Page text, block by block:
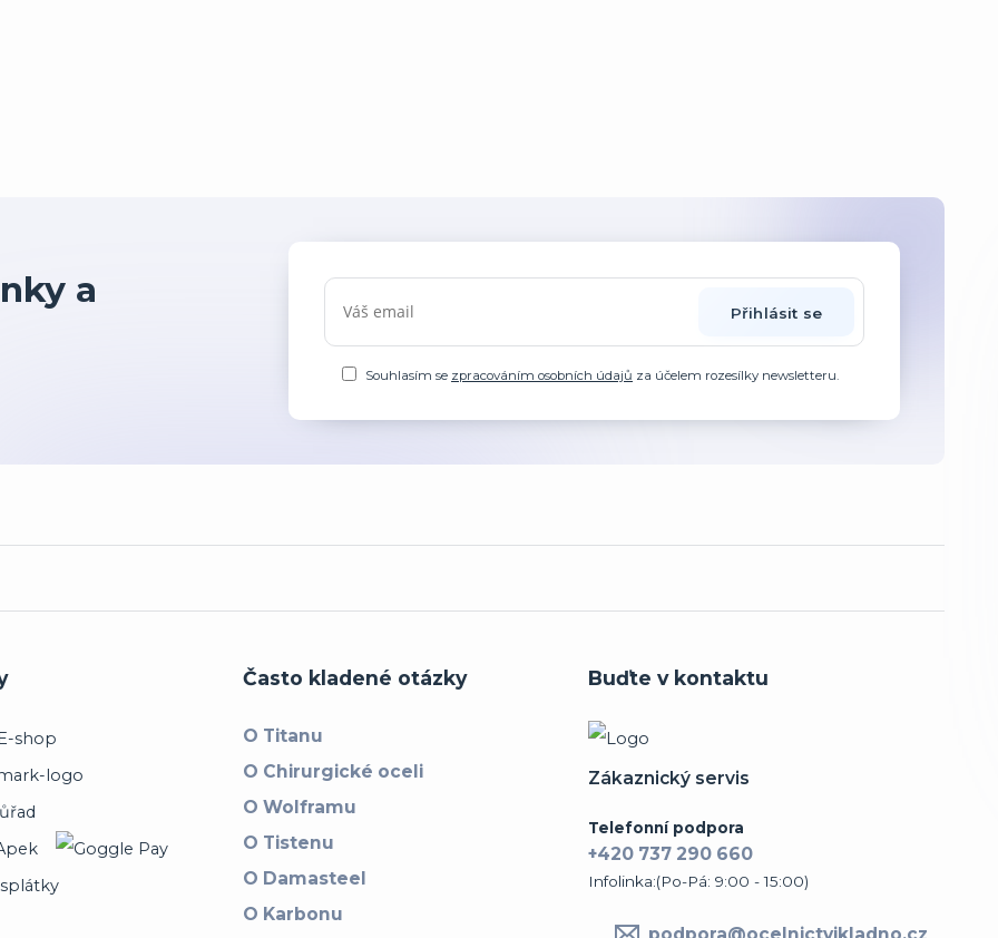
a
Přihlásit se
Souhlasím se zpracováním osobních údajů za účelem rozesílky newsletteru.
Často kladené otázky
O Titanu
O Chirurgické oceli
O Wolframu
O Tistenu
O Damasteel
O Karbonu
Buďte v kontaktu
Zákaznický servis
Telefonní podpora
+420 737 290 660
Infolinka:(Po-Pá: 9:00 - 15:00)
podpora@ocelnictvikladno.cz